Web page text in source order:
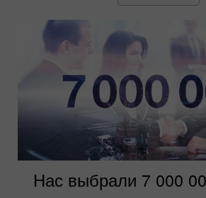
Нас выбрали 7 000